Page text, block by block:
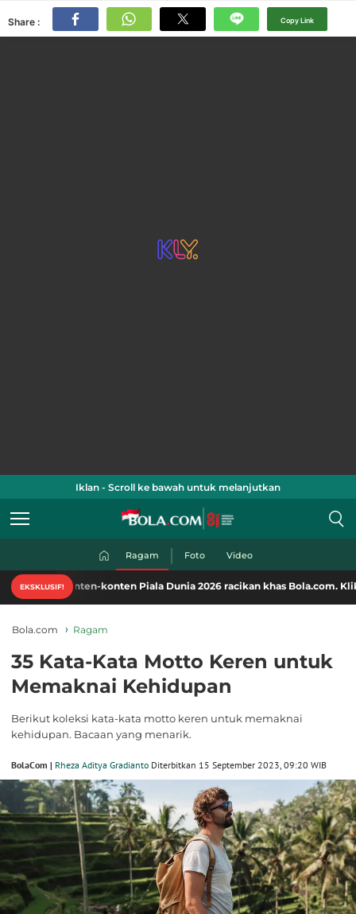
Share : Copy Link
Iklan - Scroll ke bawah untuk melanjutkan
Ragam Foto Video
EKSKLUSIF!
konten Piala Dunia 2026 racikan khas Bola.com. Klik di sini!
Bola.com Ragam
35 Kata-Kata Motto Keren untuk
Memaknai Kehidupan
Berikut koleksi kata-kata motto keren untuk memaknai
kehidupan. Bacaan yang menarik.
BolaCom | Rheza Aditya Gradianto Diterbitkan 15 September 2023, 09:20 WIB